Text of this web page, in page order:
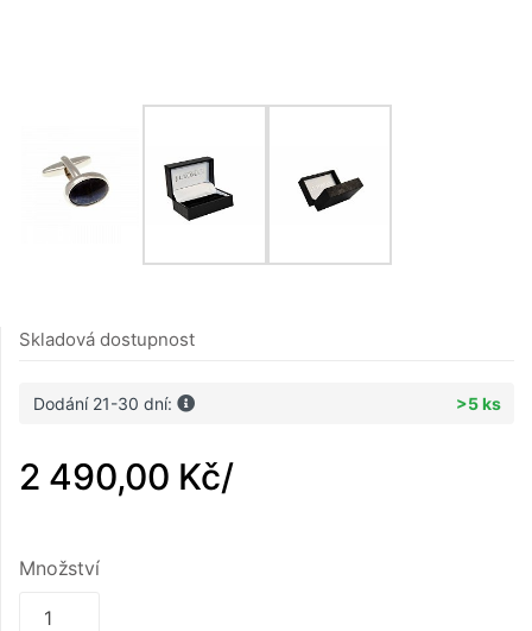
Skladová dostupnost
Dodání 21-30 dní: >5 ks
2 490,00 Kč/
Množství